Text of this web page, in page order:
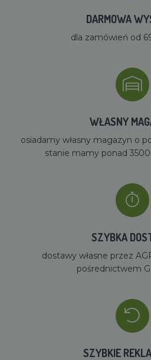
DARMOWA
dla zamówień od
WŁASNY
osiadamy własny magazyn o
stanie mamy ponad
SZYBKA
dostawy własne przez
pośrednictwem
SZYBKIE